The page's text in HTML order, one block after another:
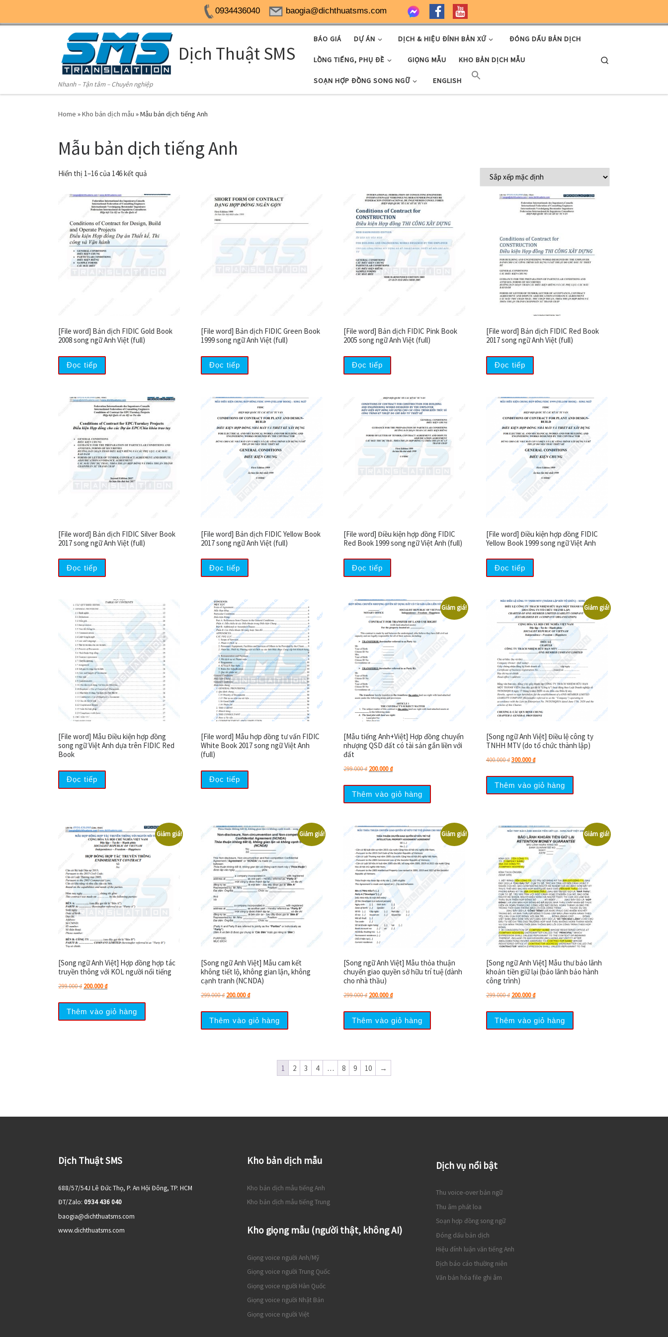
0934436040 baogia@dichthuatsms.com
Dịch Thuật SMS
Nhanh – Tận tâm – Chuyên nghiệp
BÁO GIÁ DỰ ÁN DỊCH & HIỆU ĐÍNH BẢN XỨ ĐÓNG DẤU BẢN DỊCH
LỒNG TIẾNG, PHỤ ĐỀ GIỌNG MẪU KHO BẢN DỊCH MẪU
SOẠN HỢP ĐỒNG SONG NGỮ ENGLISH
Home »Kho bản dịch mẫu »Mẫu bản dịch tiếng Anh
Mẫu bản dịch tiếng Anh
Hiển thị 1–16 của 146 kết quả
[File word] Bản dịch FIDIC Gold Book
2008 song ngữ Anh Việt (full)
Đọc tiếp
[File word] Bản dịch FIDIC Green Book
1999 song ngữ Anh Việt (full)
Đọc tiếp
[File word] Bản dịch FIDIC Pink Book
2005 song ngữ Anh Việt (full)
Đọc tiếp
[File word] Bản dịch FIDIC Red Book
2017 song ngữ Anh Việt (full)
Đọc tiếp
[File word] Bản dịch FIDIC Silver Book
2017 song ngữ Anh Việt (full)
Đọc tiếp
[File word] Bản dịch FIDIC Yellow Book
2017 song ngữ Anh Việt (full)
Đọc tiếp
[File word] Điều kiện hợp đồng FIDIC
Red Book 1999 song ngữ Việt Anh (full)
Đọc tiếp
[File word] Điều kiện hợp đồng FIDIC
Yellow Book 1999 song ngữ Việt Anh
Đọc tiếp
[File word] Mẫu Điều kiện hợp đồng
song ngữ Việt Anh dựa trên FIDIC Red
Book
Đọc tiếp
[File word] Mẫu hợp đồng tư vấn FIDIC
White Book 2017 song ngữ Việt Anh
(full)
Đọc tiếp
Giảm giá!
[Mẫu tiếng Anh+Việt] Hợp đồng chuyển
nhượng QSD đất có tài sản gắn liền với
đất
299.000₫ Giá gốc là: 299.000 ₫.
200.000₫Giá hiện tại là: 200.000 ₫.
Thêm vào giỏ hàng
Giảm giá!
[Song ngữ Anh Việt] Điều lệ công ty
TNHH MTV (do tổ chức thành lập)
400.000₫Giá gốc là: 400.000 ₫.
300.000₫Giá hiện tại là: 300.000 ₫.
Thêm vào giỏ hàng
Giảm giá!
[Song ngữ Anh Việt] Hợp đồng hợp tác
truyền thông với KOL người nổi tiếng
299.000₫ Giá gốc là: 299.000 ₫.
200.000₫Giá hiện tại là: 200.000 ₫.
Thêm vào giỏ hàng
Giảm giá!
[Song ngữ Anh Việt] Mẫu cam kết
không tiết lộ, không gian lận, không
cạnh tranh (NCNDA)
299.000₫ Giá gốc là: 299.000 ₫.
200.000₫Giá hiện tại là: 200.000 ₫.
Thêm vào giỏ hàng
Giảm giá!
[Song ngữ Anh Việt] Mẫu thỏa thuận
chuyển giao quyền sở hữu trí tuệ (dành
cho nhà thầu)
299.000₫ Giá gốc là: 299.000 ₫.
200.000₫Giá hiện tại là: 200.000 ₫.
Thêm vào giỏ hàng
Giảm giá!
[Song ngữ Anh Việt] Mẫu thư bảo lãnh
khoản tiền giữ lại (bảo lãnh bảo hành
công trình)
299.000₫ Giá gốc là: 299.000 ₫.
200.000₫Giá hiện tại là: 200.000 ₫.
Thêm vào giỏ hàng
1 2 3 4 … 8 9 10 →
Dịch Thuật SMS
688/57/54J Lê Đức Thọ, P. An Hội Đông, TP. HCM
ĐT/Zalo: 0934 436 040
baogia@dichthuatsms.com
www.dichthuatsms.com
Kho bản dịch mẫu
Kho bản dịch mẫu tiếng Anh
Kho bản dịch mẫu tiếng Trung
Kho giọng mẫu (người thật, không AI)
Giọng voice người Anh/Mỹ
Giọng voice người Trung Quốc
Giọng voice người Hàn Quốc
Giọng voice người Nhật Bản
Giọng voice người Việt
Dịch vụ nổi bật
Thu voice-over bản ngữ
Thu âm phát loa
Soạn hợp đồng song ngữ
Đóng dấu bản dịch
Hiệu đính luận văn tiếng Anh
Dịch báo cáo thường niên
Văn bản hóa file ghi âm